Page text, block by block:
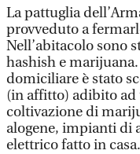
La pattuglia
provveduto a
Nell’abitacolo sono
hashish e
domiciliare è stato
(in affitto) adibito ad
coltivazione di
alogene, impianti di
elettrico fatto in casa.